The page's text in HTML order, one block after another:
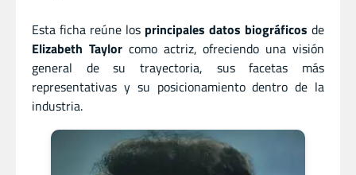
Esta ficha reúne los principales datos biográficos de
Elizabeth Taylorcomo actriz, ofreciendo una visión
general de su trayectoria, sus facetas más
representativas y su posicionamiento dentro de la
industria.